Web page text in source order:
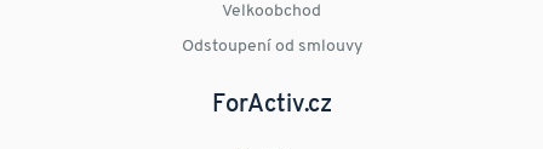
Velkoobchod
Odstoupení od smlouvy
ForActiv.cz